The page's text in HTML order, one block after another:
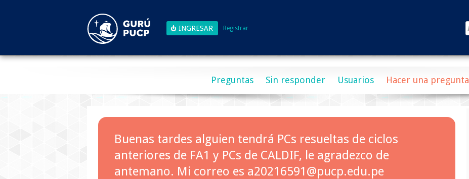
Registrar
Preguntas Sin responder Usuarios Hacer una pregunta
Buenas tardes alguien tendrá PCs resueltas de ciclos
anteriores de FA1 y PCs de CALDIF, le agradezco de
antemano. Mi correo es a20216591@pucp.edu.pe